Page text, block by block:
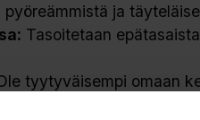
pyöreämmistä ja
Tasoitetaan
tyytyväisempi omaan